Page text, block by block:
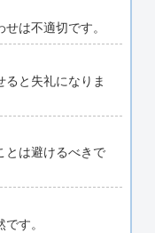
は不適切です。
と失礼になりま
とは避けるべきで
す。